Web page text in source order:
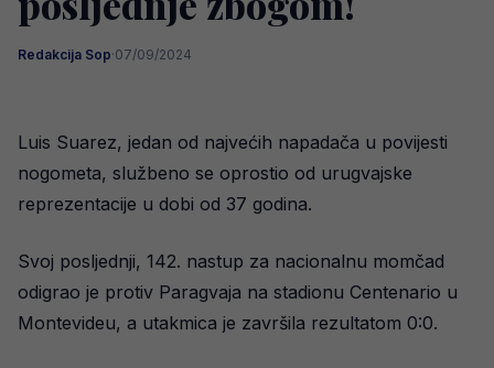
Redakcija Sop·07/09/2024
Luis Suarez, jedan od najvećih napadača u povijesti
nogometa, službeno se oprostio od urugvajske
reprezentacije u dobi od 37 godina.
Svoj posljednji, 142. nastup za nacionalnu momčad
odigrao je protiv Paragvaja na stadionu Centenario u
Montevideu, a utakmica je završila rezultatom 0:0.